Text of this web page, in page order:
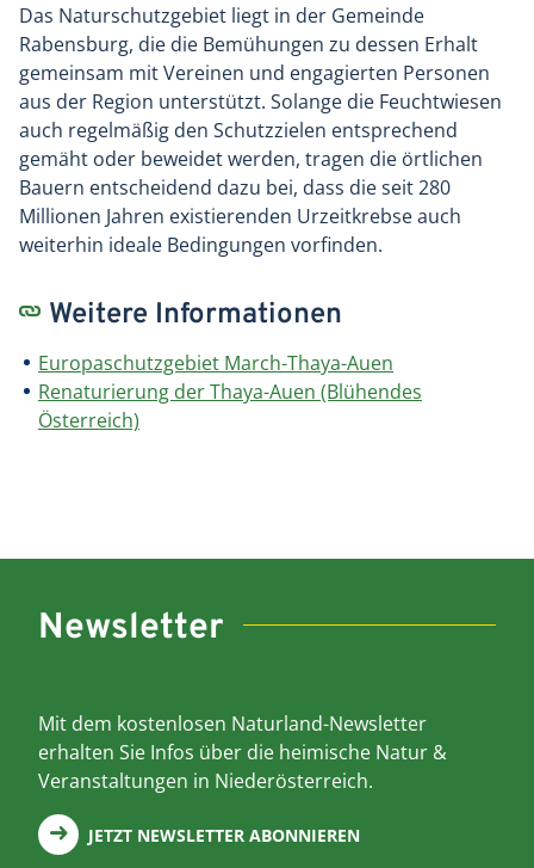
Das Naturschutzgebiet liegt in der Gemeinde
Rabensburg, die die Bemühungen zu dessen Erhalt
gemeinsam mit Vereinen und engagierten Personen
aus der Region unterstützt. Solange die Feuchtwiesen
auch regelmäßig den Schutzzielen entsprechend
gemäht oder beweidet werden, tragen die örtlichen
Bauern entscheidend dazu bei, dass die seit 280
Millionen Jahren existierenden Urzeitkrebse auch
weiterhin ideale Bedingungen vorfinden.
Weitere Informationen
Europaschutzgebiet March-Thaya-Auen
Renaturierung der Thaya-Auen (Blühendes
Österreich)
Newsletter
Mit dem kostenlosen Naturland-Newsletter
erhalten Sie Infos über die heimische Natur &
Veranstaltungen in Niederösterreich.
JETZT NEWSLETTER ABONNIEREN